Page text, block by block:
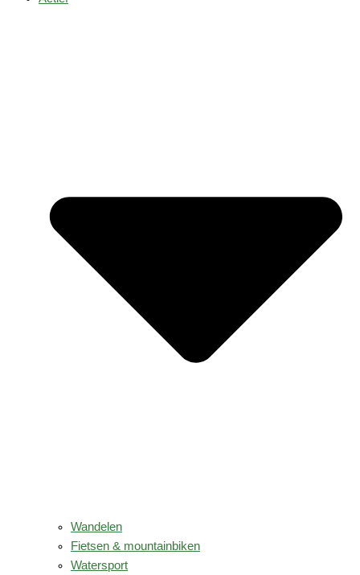
Wandelen
Fietsen & mountainbiken
Watersport